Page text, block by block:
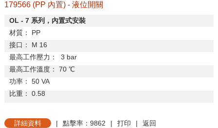
179566 (PP 內置) - 液位開關
OL - 7 系列，內置式安裝
材質：
PP
接口：
M 16
最高工作壓力：
3 bar
最高工作溫度：
70 ℃
功率：
50 VA
比重：
0.58
詳細資料 | 點擊率：9862 | 打印 | 返回